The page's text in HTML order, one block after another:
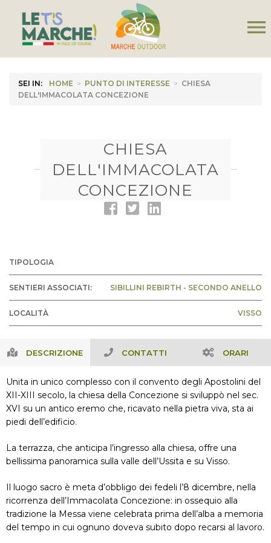
menu
SEI IN: HOME > PUNTO DI INTERESSE > CHIESA
DELL'IMMACOLATA CONCEZIONE
CHIESA
DELL'IMMACOLATA
CONCEZIONE
TIPOLOGIA
SENTIERI ASSOCIATI: SIBILLINI REBIRTH - SECONDO ANELLO
LOCALITÀ VISSO
DESCRIZIONE CONTATTI ORARI
Unita in unico complesso con il convento degli Apostolini del
XII-XIII secolo, la chiesa della Concezione si sviluppò nel sec.
XVI su un antico eremo che, ricavato nella pietra viva, sta ai
piedi dell’edificio.
La terrazza, che anticipa l’ingresso alla chiesa, offre una
bellissima panoramica sulla valle dell’Ussita e su Visso.
Il luogo sacro è meta d’obbligo dei fedeli l’8 dicembre, nella
ricorrenza dell’Immacolata Concezione: in ossequio alla
tradizione la Messa viene celebrata prima dell’alba a memoria
del tempo in cui ognuno doveva subito dopo recarsi al lavoro.